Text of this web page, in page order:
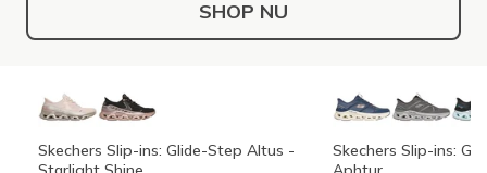
SHOP NU
Skechers Slip-ins: Glide-Step Altus -
Skechers Slip-ins: